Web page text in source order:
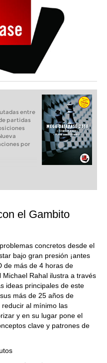
entre
partidas
por
el Gambito
concretos desde el
bajo gran presión ¡antes
de más de 4 horas de
Rahal ilustra a través
ideas principales de este
más de 25 años de
al mínimo las
y en su lugar pone el
clave y patrones de